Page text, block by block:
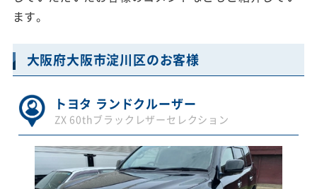
ます。
大阪府大阪市淀川区のお客様
トヨタ ランドクルーザー
ZX 60thブラックレザーセレクション